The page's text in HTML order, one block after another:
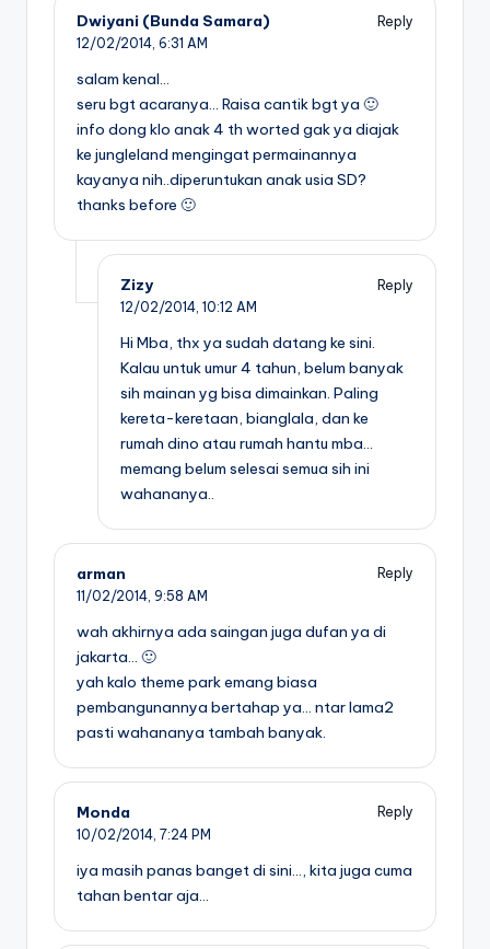
Dwiyani (Bunda Samara)
Reply
12/02/2014, 6:31 AM
salam kenal…
seru bgt acaranya… Raisa cantik bgt ya 🙂
info dong klo anak 4 th worted gak ya diajak
ke jungleland mengingat permainannya
kayanya nih..diperuntukan anak usia SD?
thanks before 🙂
Zizy
Reply
12/02/2014, 10:12 AM
Hi Mba, thx ya sudah datang ke sini.
Kalau untuk umur 4 tahun, belum banyak
sih mainan yg bisa dimainkan. Paling
kereta-keretaan, bianglala, dan ke
rumah dino atau rumah hantu mba…
memang belum selesai semua sih ini
wahananya..
arman
Reply
11/02/2014, 9:58 AM
wah akhirnya ada saingan juga dufan ya di
jakarta… 🙂
yah kalo theme park emang biasa
pembangunannya bertahap ya… ntar lama2
pasti wahananya tambah banyak.
Monda
Reply
10/02/2014, 7:24 PM
iya masih panas banget di sini…, kita juga cuma
tahan bentar aja…